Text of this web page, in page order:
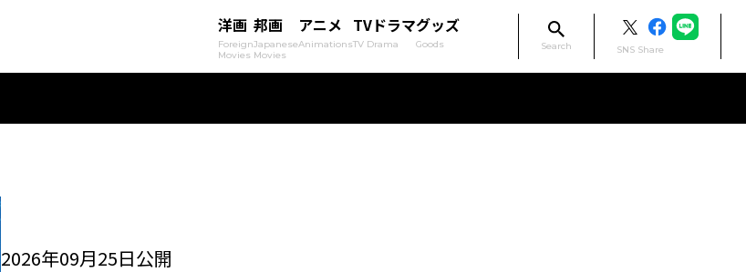
洋画
Foreign
Movies
邦画
Japanese
Movies
アニメ
Animations
TVドラマ
TV Drama
グッズ
Goods Search SNS Share
2026年09月25日公開